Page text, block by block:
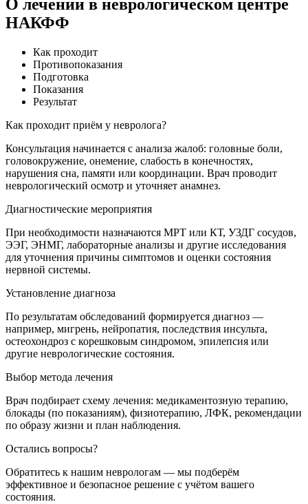
О лечении в неврологическом центре
НАКФФ
Как проходит
Противопоказания
Подготовка
Показания
Результат
Как проходит приём у невролога?
Консультация начинается с анализа жалоб: головные боли,
головокружение, онемение, слабость в конечностях,
нарушения сна, памяти или координации. Врач проводит
неврологический осмотр и уточняет анамнез.
Диагностические мероприятия
При необходимости назначаются МРТ или КТ, УЗДГ сосудов,
ЭЭГ, ЭНМГ, лабораторные анализы и другие исследования
для уточнения причины симптомов и оценки состояния
нервной системы.
Установление диагноза
По результатам обследований формируется диагноз —
например, мигрень, нейропатия, последствия инсульта,
остеохондроз с корешковым синдромом, эпилепсия или
другие неврологические состояния.
Выбор метода лечения
Врач подбирает схему лечения: медикаментозную терапию,
блокады (по показаниям), физиотерапию, ЛФК, рекомендации
по образу жизни и план наблюдения.
Остались вопросы?
Обратитесь к нашим неврологам — мы подберём
эффективное и безопасное решение с учётом вашего
состояния.